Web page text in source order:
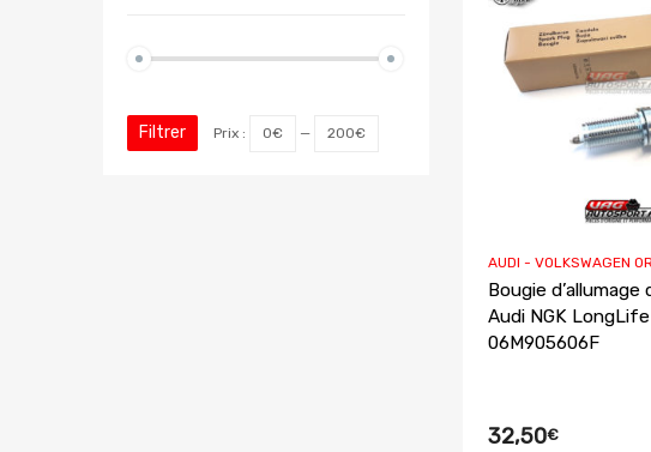
AUDI - VOLKSWAGEN
Bougie d’allumage
Audi NGK
06M905606F
32,50€
Filtrer Prix : 0€ — 200€